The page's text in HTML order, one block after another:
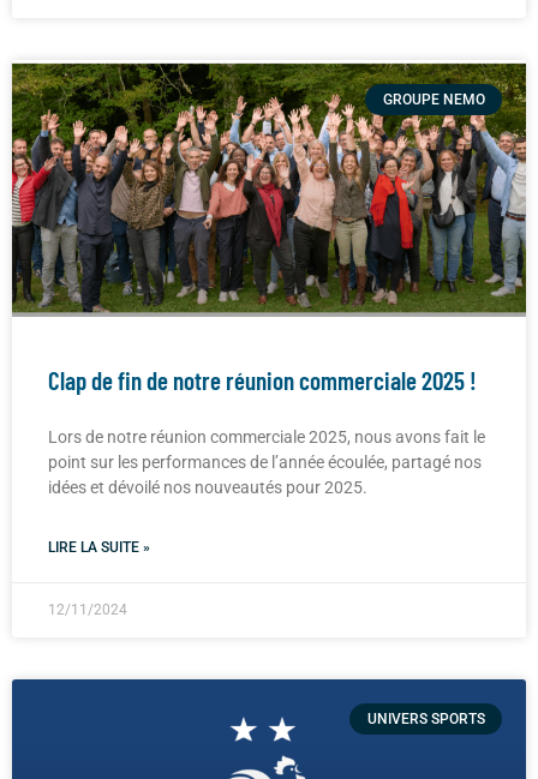
GROUPE NEMO
Clap de fin de notre réunion commerciale 2025 !
Lors de notre réunion commerciale 2025, nous avons fait le
point sur les performances de l’année écoulée, partagé nos
idées et dévoilé nos nouveautés pour 2025.
LIRE LA SUITE »
12/11/2024
UNIVERS SPORTS